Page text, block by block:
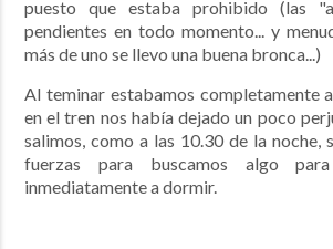
puesto que estaba prohibido (las
pendientes en todo momento... y
más de uno se llevo una buena bronca...)
Al teminar estabamos completamente
en el tren nos había dejado un poco
salimos, como a las 10.30 de la noche,
fuerzas para buscamos algo
inmediatamente a dormir.